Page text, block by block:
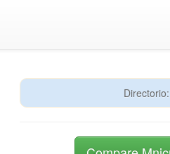
Directorio: